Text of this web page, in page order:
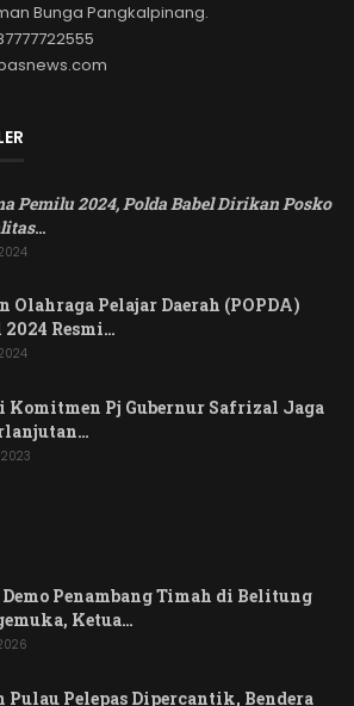
Bunga Pangkalpinang.
Pemilu 2024, Polda Babel Dirikan Posko
…
Olahraga Pelajar Daerah (POPDA)
2024 Resmi…
Komitmen Pj Gubernur Safrizal Jaga
Penambang Timah di Belitung
Ketua…
Pulau Pelepas Dipercantik, Bendera